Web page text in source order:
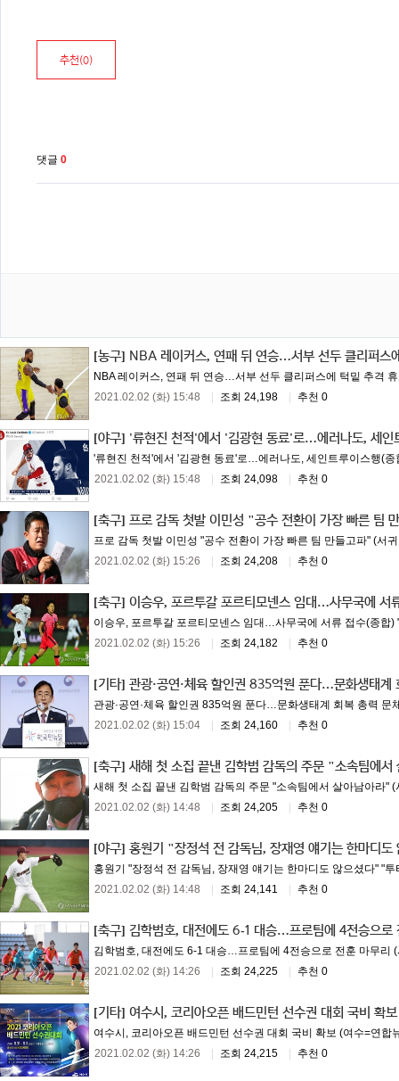
추천(0)
댓글 0
[농구] NBA 레이커스, 연패 뒤 연승…서부 선두 클리퍼스
NBA 레이커스, 연패 뒤 연승…서부 선두 클리퍼스에 턱밑 추격
2021.02.02 (화) 15:48
조회 24,198 추천 0
[야구] '류현진 천적'에서 '김광현 동료'로…에러나도, 세인
'류현진 천적'에서 '김광현 동료'로…에러나도, 세인트루이스행(
2021.02.02 (화) 15:48
조회 24,098 추천 0
[축구] 프로 감독 첫발 이민성 "공수 전환이 가장 빠른 팀
프로 감독 첫발 이민성 "공수 전환이 가장 빠른 팀 만들고파" (서
2021.02.02 (화) 15:26
조회 24,208 추천 0
[축구] 이승우, 포르투갈 포르티모넨스 임대…사무국에 서
이승우, 포르투갈 포르티모넨스 임대…사무국에 서류 접수(종합
2021.02.02 (화) 15:26
조회 24,182 추천 0
[기타] 관광·공연·체육 할인권 835억원 푼다…문화생태계
관광·공연·체육 할인권 835억원 푼다…문화생태계 회복 총력
2021.02.02 (화) 15:04
조회 24,160 추천 0
[축구] 새해 첫 소집 끝낸 김학범 감독의 주문 "소속팀에서
새해 첫 소집 끝낸 김학범 감독의 주문 "소속팀에서 살아남아라"
2021.02.02 (화) 14:48
조회 24,205 추천 0
[야구] 홍원기 "장정석 전 감독님, 장재영 얘기는 한마디도
홍원기 "장정석 전 감독님, 장재영 얘기는 한마디도 않으셨다" "
2021.02.02 (화) 14:48
조회 24,141 추천 0
[축구] 김학범호, 대전에도 6-1 대승…프로팀에 4전승으로
김학범호, 대전에도 6-1 대승…프로팀에 4전승으로 전훈 마무리
2021.02.02 (화) 14:26
조회 24,225 추천 0
[기타] 여수시, 코리아오픈 배드민턴 선수권 대회 국비 확보
여수시, 코리아오픈 배드민턴 선수권 대회 국비 확보 (여수=연
2021.02.02 (화) 14:26
조회 24,215 추천 0